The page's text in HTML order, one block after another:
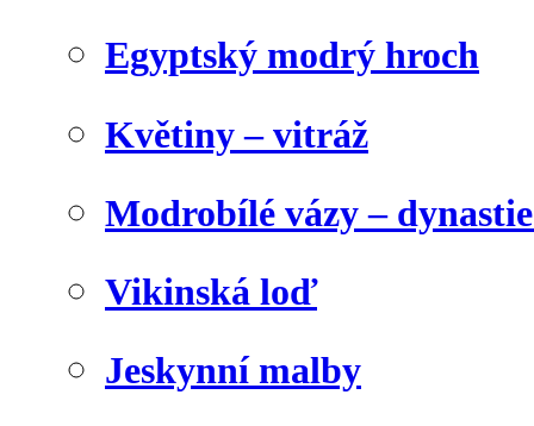
Egyptský modrý hroch
Květiny – vitráž
Modrobílé vázy –
Vikinská loď
Jeskynní malby